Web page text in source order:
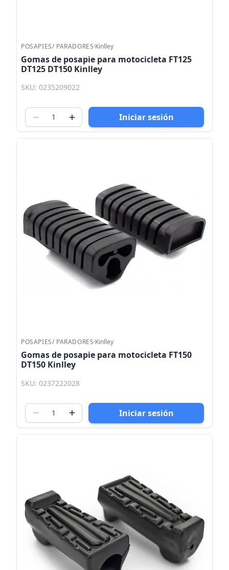
POSAPIES/ PARADORES·Kinlley
Gomas de posapie para motocicleta FT125
DT125 DT150 Kinlley
SKU: 0235209022
Iniciar sesión
POSAPIES/ PARADORES·Kinlley
Gomas de posapie para motocicleta FT150
DT150 Kinlley
SKU: 0237222028
Iniciar sesión